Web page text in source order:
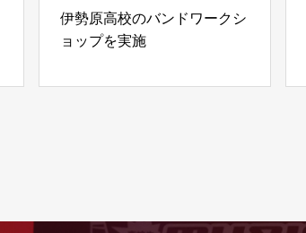
伊勢原高校のバンドワークシ
ョップを実施